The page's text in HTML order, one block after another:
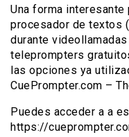
Una forma
procesador de textos
durante
teleprompters
las opciones ya
CuePrompter.com –
Puedes acceder a a
https://